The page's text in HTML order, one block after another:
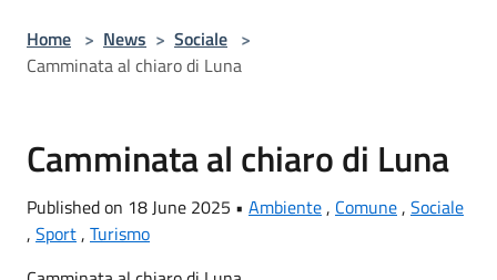
Home > News > Sociale >
Camminata al chiaro di Luna
Camminata al chiaro di Luna
Published on 18 June 2025 • Ambiente, Comune, Sociale
, Sport, Turismo